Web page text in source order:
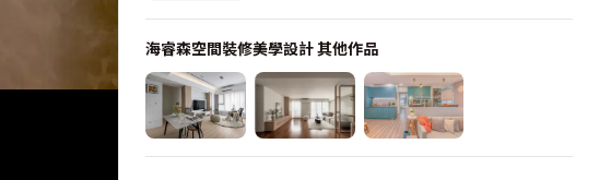
海睿森空間裝修美學設計其他作品